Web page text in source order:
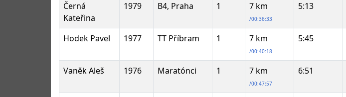
Černá
Kateřina
1979 B4, Praha 1 7 km
/00:36:33
5:13
Hodek Pavel 1977 TT Příbram 1 7 km
/00:40:18
5:45
Vaněk Aleš 1976 Maratónci 1 7 km
/00:47:57
6:51